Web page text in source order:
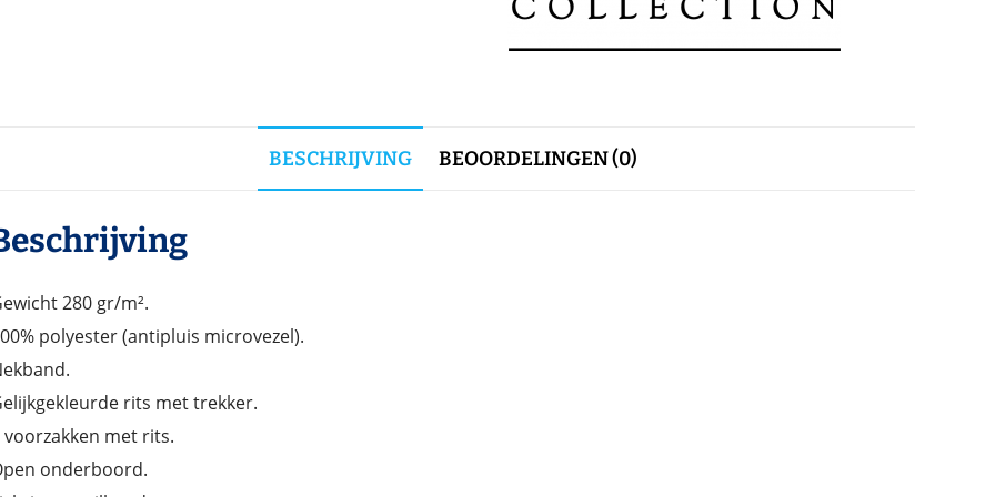
BESCHRIJVING BEOORDELINGEN (0)
280 gr/m².
polyester (antipluis microvezel).
rits met trekker.
voorzakken met rits.
onderboord.